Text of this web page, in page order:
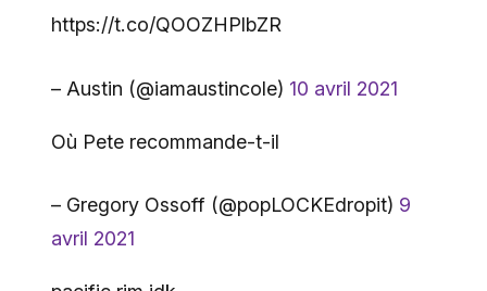
https://t.co/QOOZHPlbZR
– Austin (@iamaustincole) 10 avril 2021
Où Pete recommande-t-il
– Gregory Ossoff (@popLOCKEdropit) 9
avril 2021